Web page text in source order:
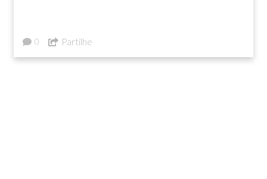
0 Partilhe